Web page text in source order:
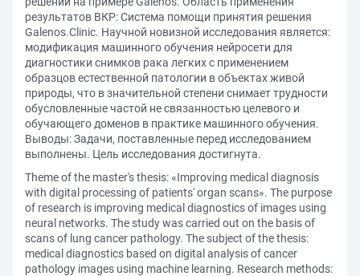
результатов ВКР: Система помощи принятия решения
Galenos.Clinic. Научной новизной исследования является:
модификация машинного обучения нейросети для
диагностики снимков рака легких с применением
образцов естественной патологии в объектах живой
природы, что в значительной степени снимает трудности
обусловленные частой не связанностью целевого и
обучающего доменов в практике машинного обучения.
Выводы: Задачи, поставленные перед исследованием
выполнены. Цель исследования достигнута.
Theme of the master's thesis: «Improving medical diagnosis
with digital processing of patients' organ scans». The purpose
of research is improving medical diagnostics of images using
neural networks. The study was carried out on the basis of
scans of lung cancer pathology. The subject of the thesis:
medical diagnostics based on digital analysis of cancer
pathology images using machine learning. Research methods: